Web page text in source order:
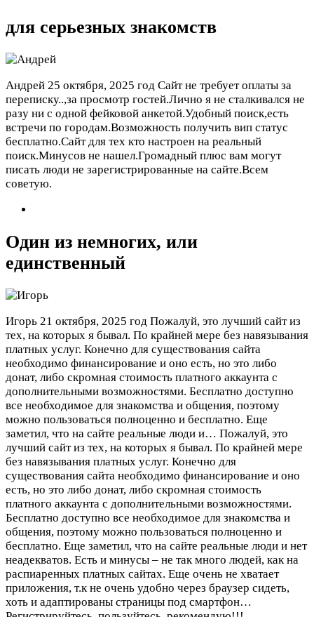
для серьезных знакомств
Андрей 25 октября, 2025 год Сайт не требует оплаты за
переписку..,за просмотр гостей.Лично я не сталкивался не
разу ни с одной фейковой анкетой.Удобный поиск,есть
встречи по городам.Возможность получить вип статус
бесплатно.Сайт для тех кто настроен на реальный
поиск.Минусов не нашел.Громадный плюс вам могут
писать люди не зарегистрированные на сайте.Всем
советую.
Один из немногих, или
единственный
Игорь 21 октября, 2025 год Пожалуй, это лучший сайт из
тех, на которых я бывал. По крайней мере без навязывания
платных услуг. Конечно для существования сайта
необходимо финансирование и оно есть, но это либо
донат, либо скромная стоимость платного аккаунта с
дополнительными возможностями. Бесплатно доступно
все необходимое для знакомства и общения, поэтому
можно пользоваться полноценно и бесплатно. Еще
заметил, что на сайте реальные люди и… Пожалуй, это
лучший сайт из тех, на которых я бывал. По крайней мере
без навязывания платных услуг. Конечно для
существования сайта необходимо финансирование и оно
есть, но это либо донат, либо скромная стоимость
платного аккаунта с дополнительными возможностями.
Бесплатно доступно все необходимое для знакомства и
общения, поэтому можно пользоваться полноценно и
бесплатно. Еще заметил, что на сайте реальные люди и нет
неадекватов. Есть и минусы – не так много людей, как на
распиаренных платных сайтах. Еще очень не хватает
приложения, т.к не очень удобно через браузер сидеть,
хоть и адаптированы страницы под смартфон…